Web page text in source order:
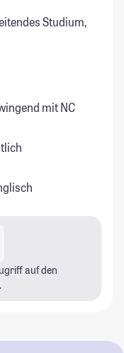
Studium,
mit NC
auf den